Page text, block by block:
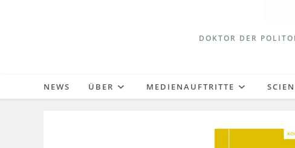
DOKTOR DER
NEWS ÜBER MEDIENAUFTRITTE